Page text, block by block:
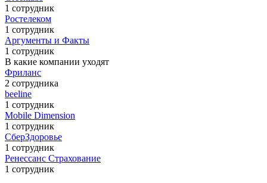
1 сотрудник
Ростелеком
1 сотрудник
Аргументы и Факты
1 сотрудник
В какие компании уходят
Фриланс
2 сотрудника
beeline
1 сотрудник
Mobile Dimension
1 сотрудник
СберЗдоровье
1 сотрудник
Ренессанс Страхование
1 сотрудник